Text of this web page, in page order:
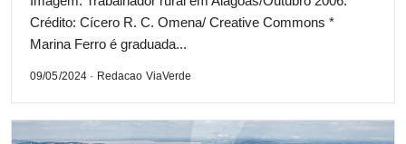
Crédito: Cícero R. C. Omena/ Creative Commons *
Marina Ferro é graduada...
09/05/2024 · Redacao ViaVerde